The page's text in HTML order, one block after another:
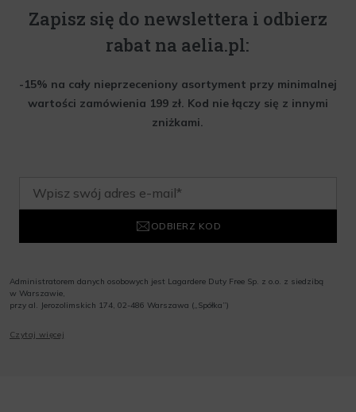
Zapisz się do newslettera i odbierz
rabat na aelia.pl:
-15% na cały nieprzeceniony asortyment przy minimalnej
wartości zamówienia 199 zł. Kod nie łączy się z innymi
zniżkami.
ODBIERZ KOD
Administratorem danych osobowych jest Lagardere Duty Free Sp. z o.o. z siedzibą
w Warszawie,
przy al. Jerozolimskich 174, 02-486 Warszawa („Spółka”)
o.o. informacji handlowych, w tym newslettera, informacji o promocjach i
Czytaj więcej